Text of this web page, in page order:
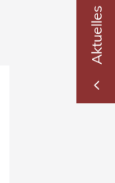
2
Aktuelles